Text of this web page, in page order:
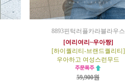
8893핀턱러플카라블라우스
[여리여리~우아짱]
[하이퀄리티-브랜드퀄리티]
우아하고 여성스런무드
59,900원